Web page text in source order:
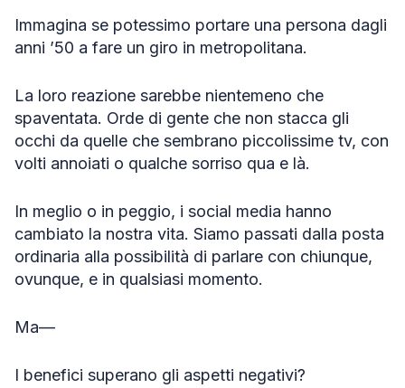
Immagina se potessimo portare una persona dagli
anni ’50 a fare un giro in metropolitana.
La loro reazione sarebbe nientemeno che
spaventata. Orde di gente che non stacca gli
occhi da quelle che sembrano piccolissime tv, con
volti annoiati o qualche sorriso qua e là.
In meglio o in peggio, i social media hanno
cambiato la nostra vita. Siamo passati dalla posta
ordinaria alla possibilità di parlare con chiunque,
ovunque, e in qualsiasi momento.
Ma—
I benefici superano gli aspetti negativi?